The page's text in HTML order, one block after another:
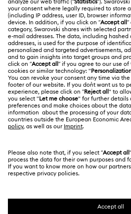
ของตกแต่งและชิ้นงานประดับตกแต่
ของตกแต่งและชิ้นงานประดับตก
ของตกแต่งและชิ้นงานประดั
ชิ้นงานตั้งโชว์รูปผีเสื้อ
ชิ้นงานประดับตกแต่งและของต
การส่งคืนและการเปลี่ยน
สถานะการซ่อม
ติดต่อเรา
คู่มือขนาด
ค้นหาร้านค้า
Swarovski Crystal Society (SCS)
เกี่ยวกับ Swarovski
งานและอาชีพ
Alumni Community
สำหรับมืออาชีพ
ไซต์แมป
Swarovski Created Diamonds
Kristallwelten
Code of Conduct & Policies
กฎหมาย
ข้อกำหนดการใช้งาน
ข้อกำหนดและเงื่อนไข
นโยบายด้านความเป็นส่วนตัว
ความยินยอมในการใช้คุกกี้
ข้อมูลเกี่ยวกับ REACH
ประเทศไทย
English
ไทย
SWAROVSKI and the SWAN
trademarks of